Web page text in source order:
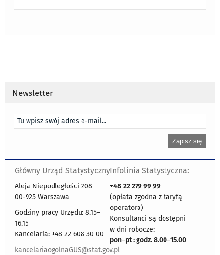
Newsletter
Główny Urząd Statystyczny
Aleja Niepodległości 208
00-925 Warszawa
Godziny pracy Urzędu: 8.15–
16.15
Kancelaria: +48 22 608 30 00
kancelariaogolnaGUS@stat.gov.pl
Infolinia Statystyczna:
+48 22 279 99 99
(opłata zgodna z taryfą
operatora)
Konsultanci są dostępni
w dni robocze:
pon–pt : godz. 8.00–15.00